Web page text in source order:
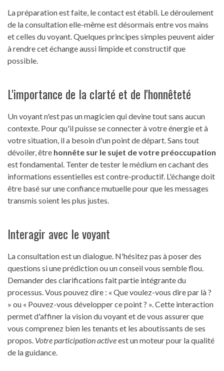
La préparation est faite, le contact est établi. Le déroulement
de la consultation elle-même est désormais entre vos mains
et celles du voyant. Quelques principes simples peuvent aider
à rendre cet échange aussi limpide et constructif que
possible.
L'importance de la clarté et de l'honnêteté
Un voyant n'est pas un magicien qui devine tout sans aucun
contexte. Pour qu'il puisse se connecter à votre énergie et à
votre situation, il a besoin d'un point de départ. Sans tout
dévoiler, être honnête sur le sujet de votre préoccupation
est fondamental. Tenter de tester le médium en cachant des
informations essentielles est contre-productif. L'échange doit
être basé sur une confiance mutuelle pour que les messages
transmis soient les plus justes.
Interagir avec le voyant
La consultation est un dialogue. N'hésitez pas à poser des
questions si une prédiction ou un conseil vous semble flou.
Demander des clarifications fait partie intégrante du
processus. Vous pouvez dire : « Que voulez-vous dire par là ?
» ou « Pouvez-vous développer ce point ? ». Cette interaction
permet d'affiner la vision du voyant et de vous assurer que
vous comprenez bien les tenants et les aboutissants de ses
propos. Votre participation activeest un moteur pour la qualité
de la guidance.